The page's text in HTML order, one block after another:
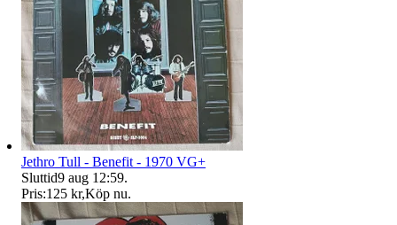
Jethro Tull - Benefit - 1970 VG+
Sluttid9 aug 12:59.
Pris:125 kr,Köp nu.